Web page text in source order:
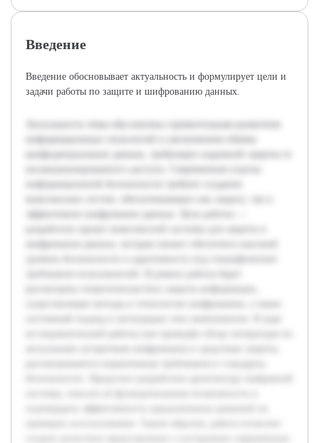
Введение
Введение обосновывает актуальность и формулирует цели и
задачи работы по защите и шифрованию данных.